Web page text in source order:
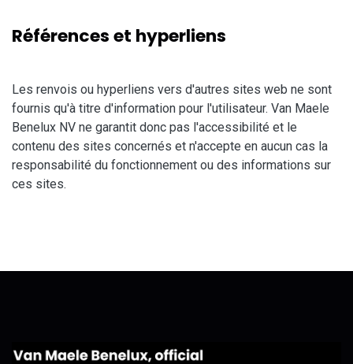
Références et hyperliens
Les renvois ou hyperliens vers d'autres sites web ne sont
fournis qu'à titre d'information pour l'utilisateur. Van Maele
Benelux NV ne garantit donc pas l'accessibilité et le
contenu des sites concernés et n'accepte en aucun cas la
responsabilité du fonctionnement ou des informations sur
ces sites.